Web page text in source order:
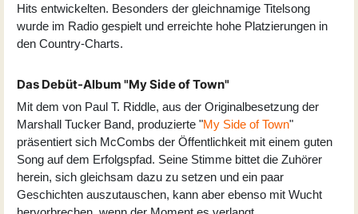
Hits entwickelten. Besonders der gleichnamige Titelsong
wurde im Radio gespielt und erreichte hohe Platzierungen in
den Country-Charts.
Das Debüt-Album "My Side of Town"
Mit dem von Paul T. Riddle, aus der Originalbesetzung der
Marshall Tucker Band, produzierte "My Side of Town"
präsentiert sich McCombs der Öffentlichkeit mit einem guten
Song auf dem Erfolgspfad. Seine Stimme bittet die Zuhörer
herein, sich gleichsam dazu zu setzen und ein paar
Geschichten auszutauschen, kann aber ebenso mit Wucht